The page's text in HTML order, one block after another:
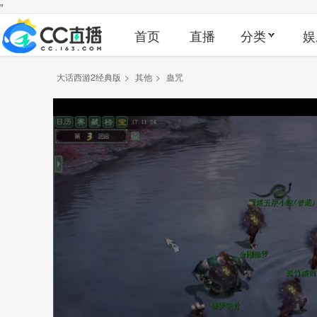
"
首页 直播 分类
大话西游2经典版 > 其他 > 蛊咒